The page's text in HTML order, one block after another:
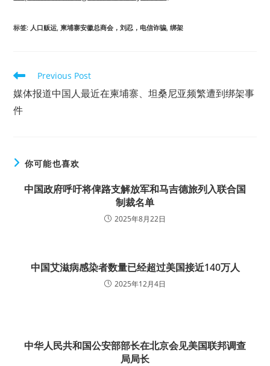
标签: 人口贩运 柬埔寨安徽总商会，刘忍，电信诈骗 绑架
Read
articles
Previous Post
媒体报道中国人最近在柬埔寨、坦桑尼亚频繁遭到绑架事
件
你可能也喜欢
中国政府呼吁将俾路支解放军和马吉德旅列入联合国
制裁名单
2025年8月22日
中国艾滋病感染者数量已经超过美国接近140万人
2025年12月4日
中华人民共和国公安部部长在北京会见美国联邦调查
局局长